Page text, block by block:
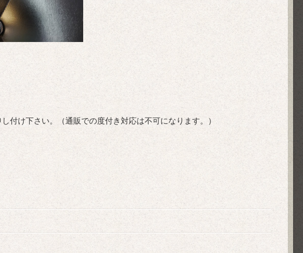
し付け下さい。（通販での度付き対応は不可になります。）